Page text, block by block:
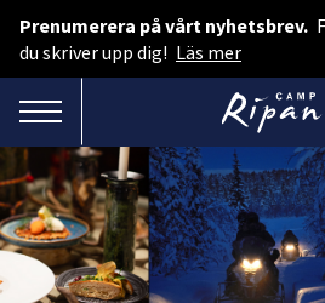
Prenumerera på vårt nyhetsbrev.
du skriver upp dig! Läs mer
TOGGLE NAVIGATION
Boka rum
Spa & Event
Boka